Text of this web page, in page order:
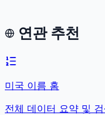
연관 추천
미국 이름 홈
전체 데이터 요약 및 검